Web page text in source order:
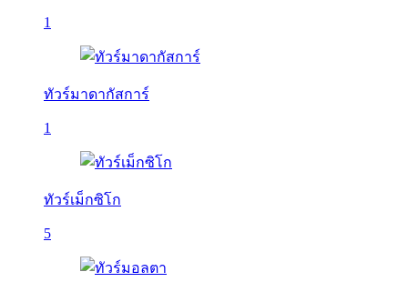
1
ทัวร์มาดากัสการ์
1
ทัวร์เม็กซิโก
5